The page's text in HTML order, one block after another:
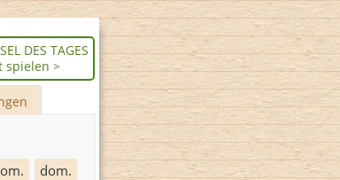
DES TAGES
spielen >
dom.